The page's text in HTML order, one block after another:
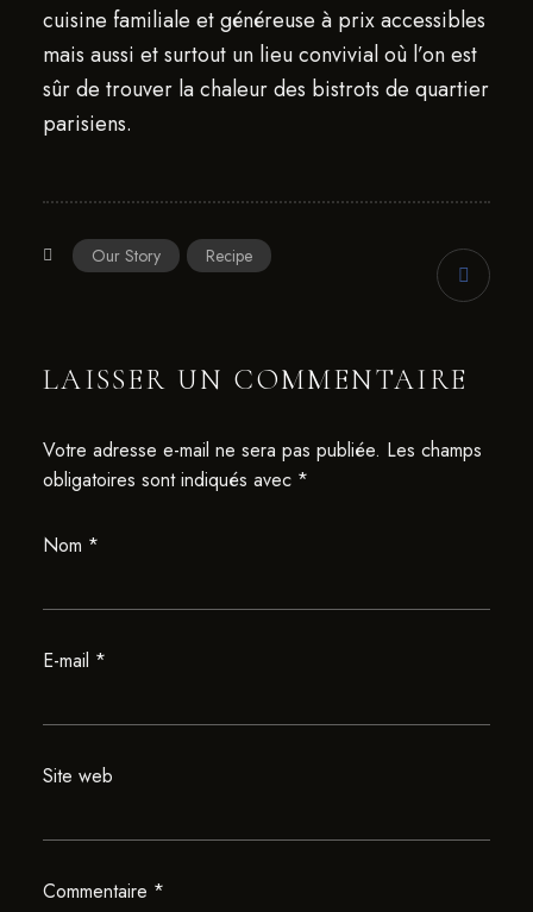
cuisine familiale et généreuse à prix accessibles
mais aussi et surtout un lieu convivial où l’on est
sûr de trouver la chaleur des bistrots de quartier
parisiens.
Our Story Recipe
LAISSER UN COMMENTAIRE
Votre adresse e-mail ne sera pas publiée. Les champs
obligatoires sont indiqués avec *
Nom *
E-mail *
Site web
Commentaire *